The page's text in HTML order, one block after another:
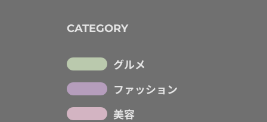
CATEGORY
グルメ
ファッション
美容